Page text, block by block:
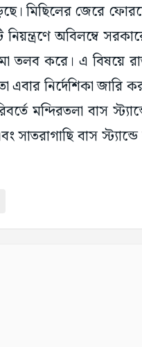
মিছিলের জেরে
অবিলম্বে
তলব করে। এ বিষয়ে
নির্দেশিকা জারি
মন্দিরতলা বাস
বাস স্ট্যান্ডে